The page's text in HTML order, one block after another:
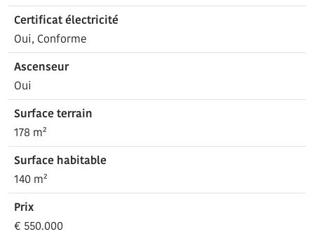
Certificat électricité
Oui, Conforme
Ascenseur
Oui
Surface terrain
178 m²
Surface habitable
140 m²
Prix
€ 550.000